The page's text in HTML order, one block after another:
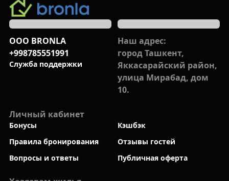
ООО BRONLA
+998785551991
Cлужба поддержки
Наш адрес:
город Ташкент,
Яккасарайский район,
улица Мирабад, дом
10.
Личный кабинет
Бонусы
Кэшбэк
Правила бронирования
Отзывы гостей
Вопросы и ответы
Публичная оферта